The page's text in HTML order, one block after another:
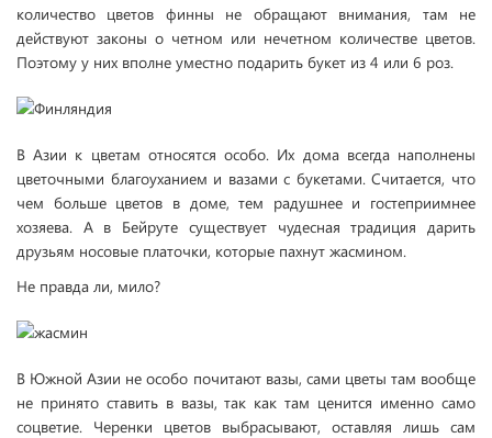
количество цветов финны не обращают внимания, там не
действуют законы о четном или нечетном количестве цветов.
Поэтому у них вполне уместно подарить букет из 4 или 6 роз.
В Азии к цветам относятся особо. Их дома всегда наполнены
цветочными благоуханием и вазами с букетами. Считается, что
чем больше цветов в доме, тем радушнее и гостеприимнее
хозяева. А в Бейруте существует чудесная традиция дарить
друзьям носовые платочки, которые пахнут жасмином.
Не правда ли, мило?
В Южной Азии не особо почитают вазы, сами цветы там вообще
не принято ставить в вазы, так как там ценится именно само
соцветие. Черенки цветов выбрасывают, оставляя лишь сам